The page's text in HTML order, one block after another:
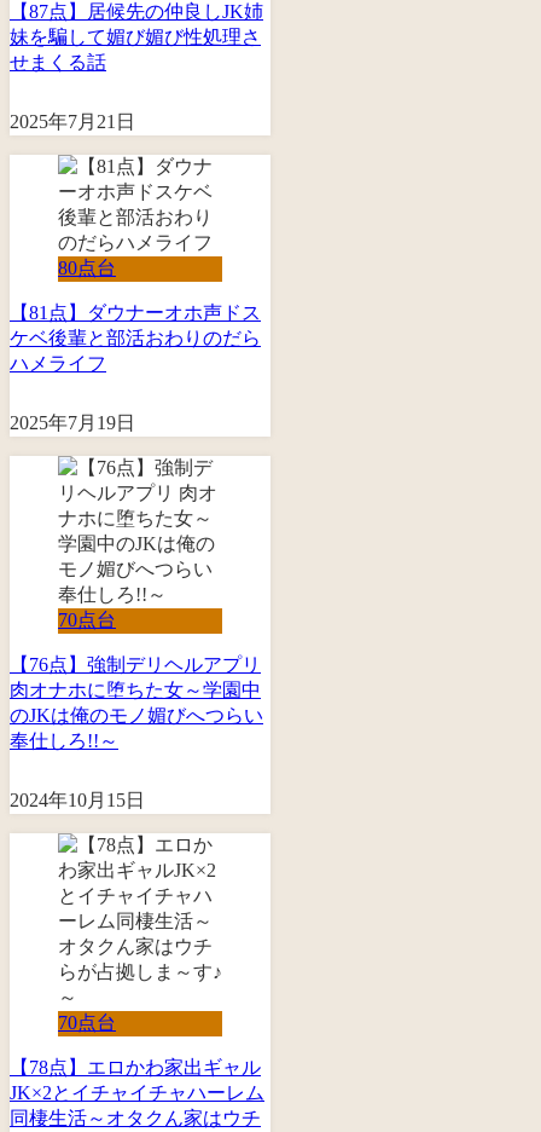
【87点】居候先の仲良しJK姉
妹を騙して媚び媚び性処理さ
せまくる話
2025年7月21日
80点台
【81点】ダウナーオホ声ドス
ケベ後輩と部活おわりのだら
ハメライフ
2025年7月19日
70点台
【76点】強制デリヘルアプリ
肉オナホに堕ちた女～学園中
のJKは俺のモノ媚びへつらい
奉仕しろ!!～
2024年10月15日
70点台
【78点】エロかわ家出ギャル
JK×2とイチャイチャハーレム
同棲生活～オタクん家はウチ